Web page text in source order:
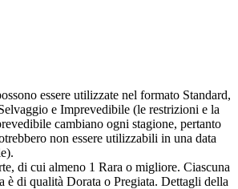
essere utilizzate nel formato Standard,
e Imprevedibile (le restrizioni e la
cambiano ogni stagione, pertanto
non essere utilizzabili in una data
di cui almeno 1 Rara o migliore. Ciascuna
è di qualità Dorata o Pregiata. Dettagli della